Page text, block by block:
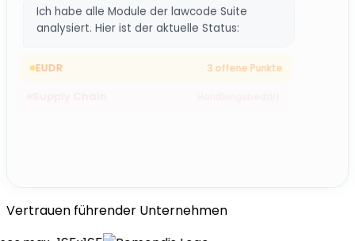
Ich habe alle Module der lawcode Suite
analysiert. Hier ist der aktuelle Status:
EUDR 3 offene Punkte
Vertrauen führender Unternehmen